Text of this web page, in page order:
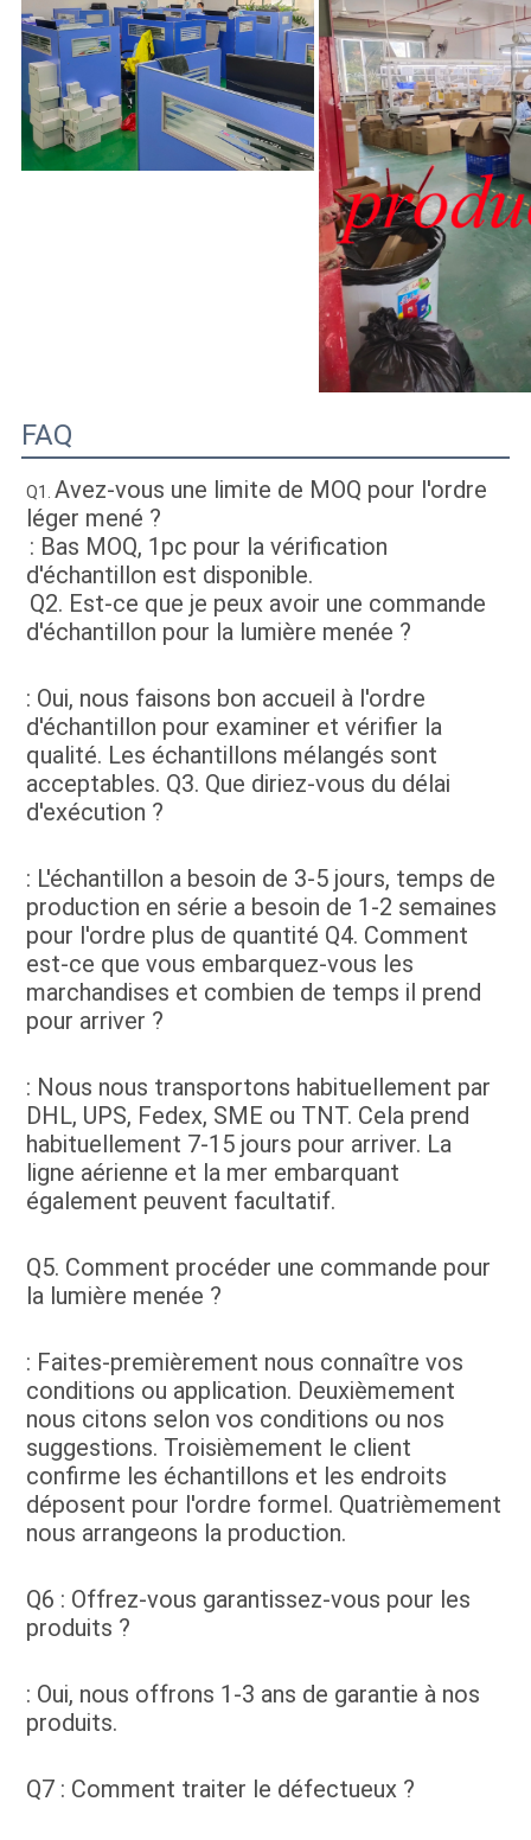
FAQ
Q1. Avez-vous une limite de MOQ pour l'ordre
léger mené ?
: Bas MOQ, 1pc pour la vérification
d'échantillon est disponible.
Q2. Est-ce que je peux avoir une commande
d'échantillon pour la lumière menée ?
: Oui, nous faisons bon accueil à l'ordre
d'échantillon pour examiner et vérifier la
qualité. Les échantillons mélangés sont
acceptables. Q3. Que diriez-vous du délai
d'exécution ?
: L'échantillon a besoin de 3-5 jours, temps de
production en série a besoin de 1-2 semaines
pour l'ordre plus de quantité Q4. Comment
est-ce que vous embarquez-vous les
marchandises et combien de temps il prend
pour arriver ?
: Nous nous transportons habituellement par
DHL, UPS, Fedex, SME ou TNT. Cela prend
habituellement 7-15 jours pour arriver. La
ligne aérienne et la mer embarquant
également peuvent facultatif.
Q5. Comment procéder une commande pour
la lumière menée ?
: Faites-premièrement nous connaître vos
conditions ou application. Deuxièmement
nous citons selon vos conditions ou nos
suggestions. Troisièmement le client
confirme les échantillons et les endroits
déposent pour l'ordre formel. Quatrièmement
nous arrangeons la production.
Q6 : Offrez-vous garantissez-vous pour les
produits ?
: Oui, nous offrons 1-3 ans de garantie à nos
produits.
Q7 : Comment traiter le défectueux ?